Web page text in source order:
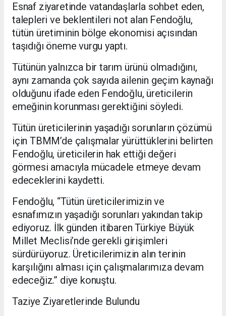
Esnaf ziyaretinde vatandaşlarla sohbet eden,
talepleri ve beklentileri not alan Fendoğlu,
tütün üretiminin bölge ekonomisi açısından
taşıdığı öneme vurgu yaptı.
Tütünün yalnızca bir tarım ürünü olmadığını,
aynı zamanda çok sayıda ailenin geçim kaynağı
olduğunu ifade eden Fendoğlu, üreticilerin
emeğinin korunması gerektiğini söyledi.
Tütün üreticilerinin yaşadığı sorunların çözümü
için TBMM’de çalışmalar yürüttüklerini belirten
Fendoğlu, üreticilerin hak ettiği değeri
görmesi amacıyla mücadele etmeye devam
edeceklerini kaydetti.
Fendoğlu, “Tütün üreticilerimizin ve
esnafımızın yaşadığı sorunları yakından takip
ediyoruz. İlk günden itibaren Türkiye Büyük
Millet Meclisi’nde gerekli girişimleri
sürdürüyoruz. Üreticilerimizin alın terinin
karşılığını alması için çalışmalarımıza devam
edeceğiz.” diye konuştu.
Taziye Ziyaretlerinde Bulundu